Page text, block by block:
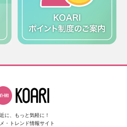
に、もっと気軽に！
・トレンド情報サイト